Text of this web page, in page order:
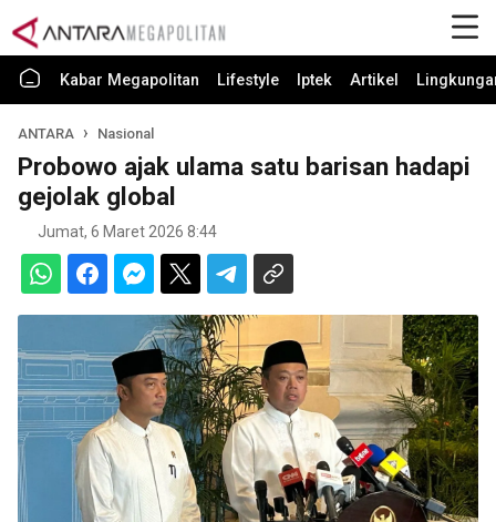
Kabar Megapolitan Lifestyle Iptek Artikel
ANTARA Nasional
Probowo ajak ulama satu barisan hadapi
gejolak global
Jumat, 6 Maret 2026 8:44